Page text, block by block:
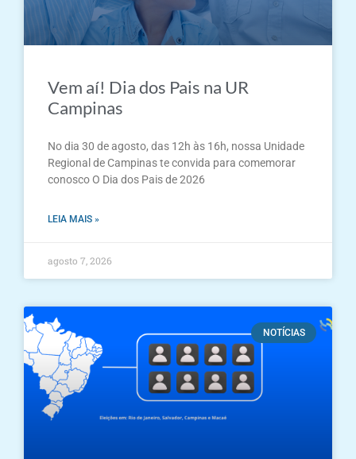
Vem aí! Dia dos Pais na UR
Campinas
No dia 30 de agosto, das 12h às 16h, nossa Unidade
Regional de Campinas te convida para comemorar
conosco O Dia dos Pais de 2026
LEIA MAIS »
agosto 7, 2026
NOTÍCIAS